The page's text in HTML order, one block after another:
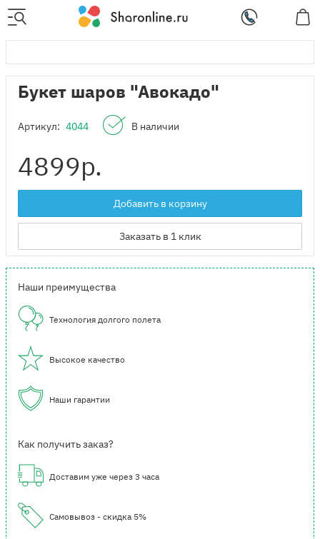
Букет шаров "Авокадо"
Артикул: 4044 В наличии
4899р.
Добавить в корзину
Заказать в 1 клик
Наши преимущества
Технология долгого полета
Высокое качество
Наши гарантии
Как получить заказ?
Доставим уже через 3 часа
Самовывоз - скидка 5%